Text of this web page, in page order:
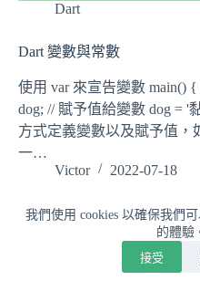
我們使用 cookies 以確保我們
的體驗
接受
Dart
Dart 變數與常數
使用 var 來宣告變數 main()
dog; // 賦予值給變數 dog = '
方式定義變數以及賦予值，
一…
Victor
2022-07-18